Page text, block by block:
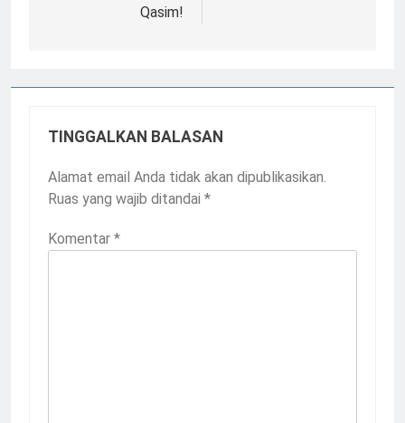
Qasim!
TINGGALKAN BALASAN
Alamat email Anda tidak akan dipublikasikan.
Ruas yang wajib ditandai *
Komentar *